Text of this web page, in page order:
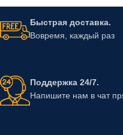
Быстрая доставка.
Вовремя, каждый раз
Поддержка 24/7.
Напишите нам в чат